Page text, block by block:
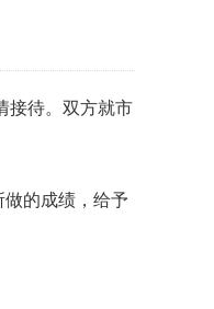
接待。双方就市
的成绩，给予